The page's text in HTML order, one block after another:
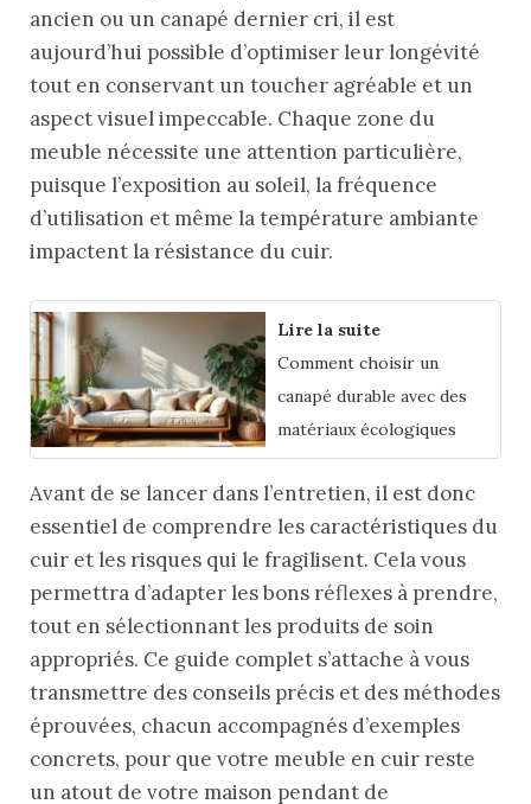
ancien ou un canapé dernier cri, il est
aujourd’hui possible d’optimiser leur longévité
tout en conservant un toucher agréable et un
aspect visuel impeccable. Chaque zone du
meuble nécessite une attention particulière,
puisque l’exposition au soleil, la fréquence
d’utilisation et même la température ambiante
impactent la résistance du cuir.
Lire la suite
Comment choisir un
canapé durable avec des
matériaux écologiques
Avant de se lancer dans l’entretien, il est donc
essentiel de comprendre les caractéristiques du
cuir et les risques qui le fragilisent. Cela vous
permettra d’adapter les bons réflexes à prendre,
tout en sélectionnant les produits de soin
appropriés. Ce guide complet s’attache à vous
transmettre des conseils précis et des méthodes
éprouvées, chacun accompagnés d’exemples
concrets, pour que votre meuble en cuir reste
un atout de votre maison pendant de